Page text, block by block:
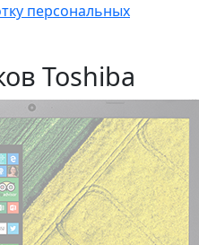
персональных
Toshiba